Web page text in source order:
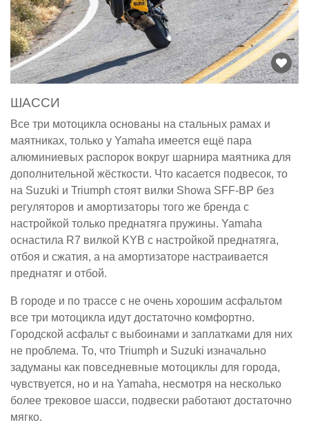
ШАССИ
Все три мотоцикла основаны на стальных рамах и
маятниках, только у Yamaha имеется ещё пара
алюминиевых распорок вокруг шарнира маятника для
дополнительной жёсткости. Что касается подвесок, то
на Suzuki и Triumph стоят вилки Showa SFF-BP без
регуляторов и амортизаторы того же бренда с
настройкой только преднатяга пружины. Yamaha
оснастила R7 вилкой KYB с настройкой преднатяга,
отбоя и сжатия, а на амортизаторе настраивается
преднатяг и отбой.
В городе и по трассе с не очень хорошим асфальтом
все три мотоцикла идут достаточно комфортно.
Городской асфальт с выбоинами и заплатками для них
не проблема. То, что Triumph и Suzuki изначально
задуманы как повседневные мотоциклы для города,
чувствуется, но и на Yamaha, несмотря на несколько
более трековое шасси, подвески работают достаточно
мягко.